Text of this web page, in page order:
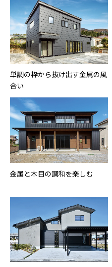
単調の枠から抜け出す金属の風
合い
金属と木目の調和を楽しむ